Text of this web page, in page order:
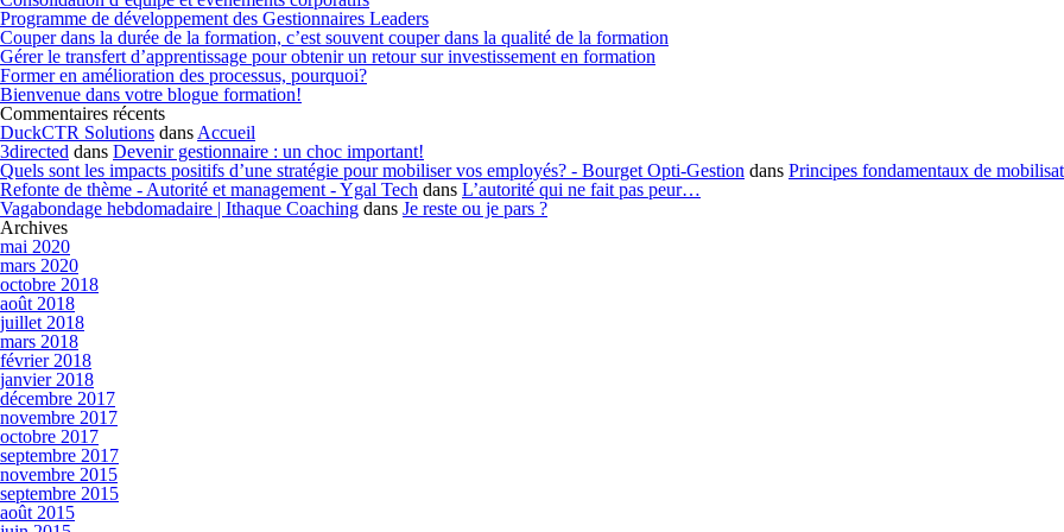
Programme de développement des Gestionnaires Leaders
Couper dans la durée de la formation, c’est souvent couper dans la qualité de la formation
Gérer le transfert d’apprentissage pour obtenir un retour sur investissement en formation
Former en amélioration des processus, pourquoi?
Bienvenue dans votre blogue formation!
Commentaires récents
DuckCTR Solutions dans Accueil
3directed dans Devenir gestionnaire : un choc important!
Quels sont les impacts positifs d’une stratégie pour mobiliser vos employés? - Bourget Opti-Gestion dans Principes fondamentaux de
Refonte de thème - Autorité et management - Ygal Tech dans L’autorité qui ne fait pas peur…
Vagabondage hebdomadaire | Ithaque Coaching dans Je reste ou je pars ?
Archives
mai 2020
mars 2020
octobre 2018
août 2018
juillet 2018
mars 2018
février 2018
janvier 2018
décembre 2017
novembre 2017
octobre 2017
septembre 2017
novembre 2015
septembre 2015
août 2015